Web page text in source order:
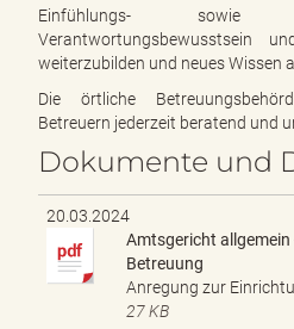
Einfühlungs- sowie
Verantwortungsbewusstsein
weiterzubilden und neues Wissen
Die örtliche
Betreuern jederzeit beratend und
Dokumente und
20.03.2024
Amtsgericht allgemein
Betreuung
Anregung zur
27 KB